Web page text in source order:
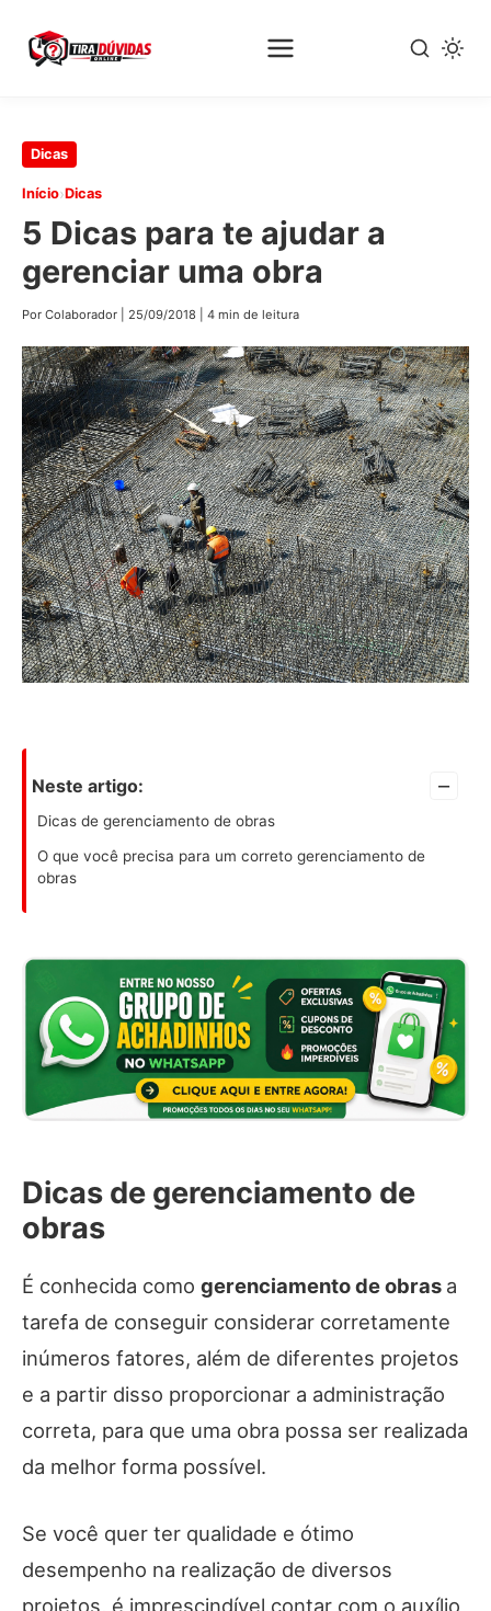
Pular
conteúdo
principal
Dicas
Início›Dicas
5 Dicas para te ajudar a
gerenciar uma obra
Por Colaborador 25/09/2018 4 min de leitura
Neste artigo: –
Dicas de gerenciamento de obras
O que você precisa para um correto gerenciamento de
obras
Dicas de gerenciamento de
obras
É conhecida como gerenciamento de obras a
tarefa de conseguir considerar corretamente
inúmeros fatores, além de diferentes projetos
e a partir disso proporcionar a administração
correta, para que uma obra possa ser realizada
da melhor forma possível.
Se você quer ter qualidade e ótimo
desempenho na realização de diversos
projetos, é imprescindível contar com o auxílio